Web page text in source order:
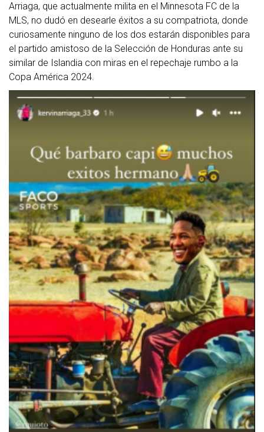
Arriaga, que actualmente milita en el Minnesota FC de la
MLS, no dudó en desearle éxitos a su compatriota, donde
curiosamente ninguno de los dos estarán disponibles para
el partido amistoso de la Selección de Honduras ante su
similar de Islandia con miras en el repechaje rumbo a la
Copa América 2024.